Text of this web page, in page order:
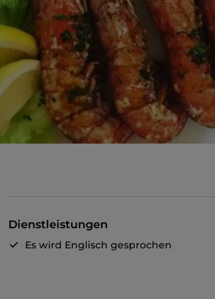
Dienstleistungen
Es wird Englisch gesprochen